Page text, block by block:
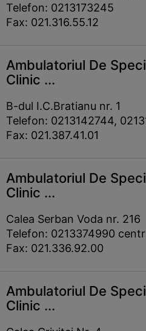
Telefon: 0213173245
Fax: 021.316.55.12
Ambulatoriul De
Clinic ...
B-dul I.C.Bratianu nr. 1
Telefon: 0213142744,
Fax: 021.387.41.01
Ambulatoriul De
Clinic ...
Calea Serban Voda nr. 216
Telefon: 0213374990
Fax: 021.336.92.00
Ambulatoriul De
Clinic ...